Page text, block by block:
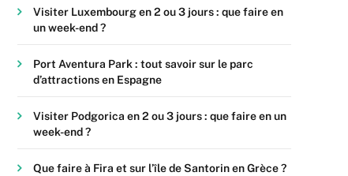
Visiter Luxembourg en 2 ou 3 jours : que faire en
un week-end ?
Port Aventura Park : tout savoir sur le parc
d’attractions en Espagne
Visiter Podgorica en 2 ou 3 jours : que faire en un
week-end ?
Que faire à Fira et sur l’île de Santorin en Grèce ?